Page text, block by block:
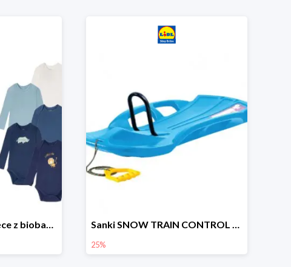
lupilu Body niemowlęce z biobawełny Sanki SNOW TRAIN CONTROL -25%
25%